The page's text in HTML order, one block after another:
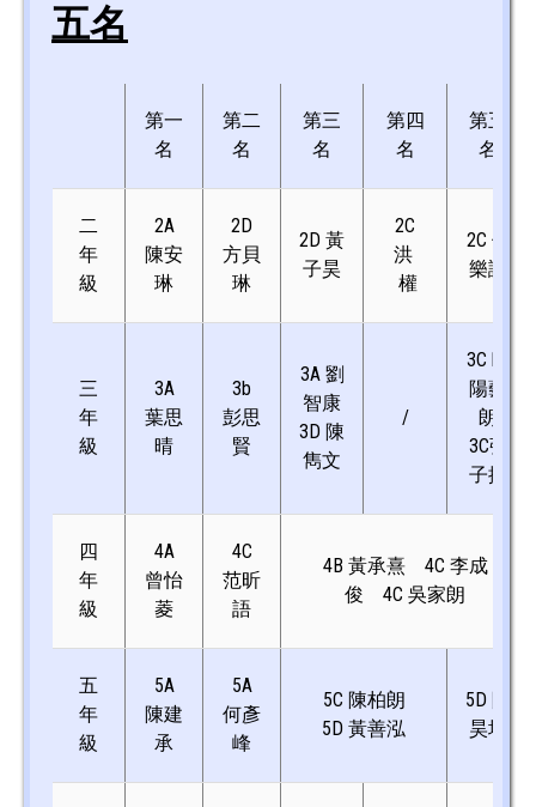
五名
第一
名
第二
名
第三
名
第四
名
第五
名
二
年
級
2A
陳安
琳
2D
方貝
琳
2D 黃
子昊
2C
洪
權
2C 侯
樂謙
三
年
級
3A
葉思
晴
3b
彭思
賢
3A 劉
智康
3D 陳
雋文
/
3C 歐
陽藝
朗
3C張
子揚
四
年
級
4A
曾怡
菱
4C
范昕
語
4B 黃承熹
4C 李成
俊
4C 吳家朗
五
年
級
5A
陳建
承
5A
何彥
峰
5C 陳柏朗
5D 黃善泓
5D 陳
昊均